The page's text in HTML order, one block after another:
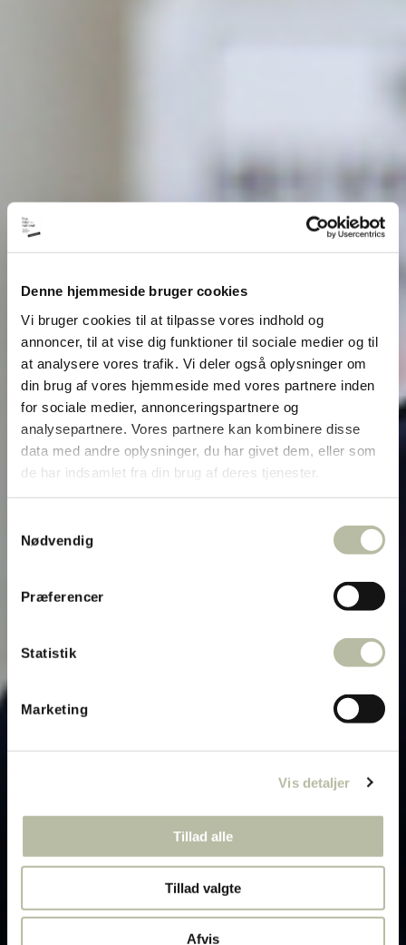
Denne hjemmeside bruger cookies
Vi bruger cookies til at tilpasse vores indhold og
annoncer, til at vise dig funktioner til sociale medier og til
at analysere vores trafik. Vi deler også oplysninger om
din brug af vores hjemmeside med vores partnere inden
for sociale medier, annonceringspartnere og
analysepartnere. Vores partnere kan kombinere disse
data med andre oplysninger, du har givet dem, eller som
de har indsamlet fra din brug af deres tjenester.
Nødvendig
Præferencer
Statistik
Marketing
Vis detaljer
Tillad alle
Tillad valgte
Afvis